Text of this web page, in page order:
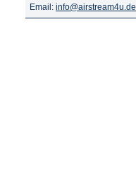
Email: info@airstream4u.de